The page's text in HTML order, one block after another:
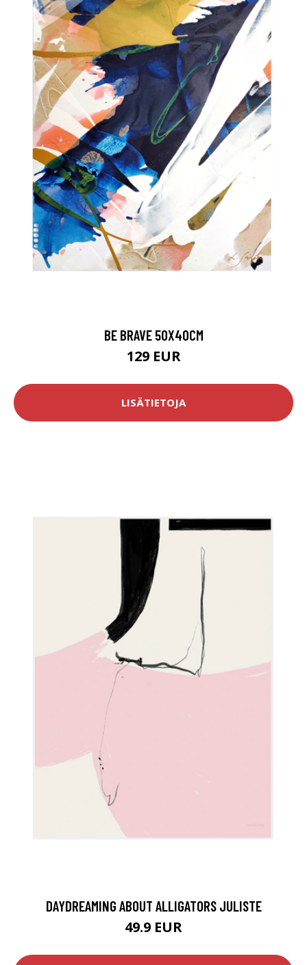
BE BRAVE 50X40CM
129 EUR
LISÄTIETOJA
DAYDREAMING ABOUT ALLIGATORS JULISTE
49.9 EUR